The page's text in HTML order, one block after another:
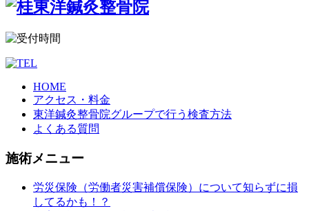
HOME
アクセス・料金
東洋鍼灸整骨院グループで行う検査方法
よくある質問
施術メニュー
労災保険（労働者災害補償保険）について知らずに損
してるかも！？